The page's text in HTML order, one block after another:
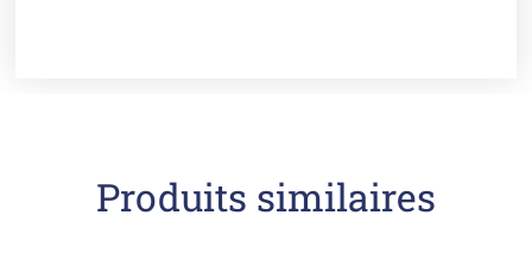
Produits similaires